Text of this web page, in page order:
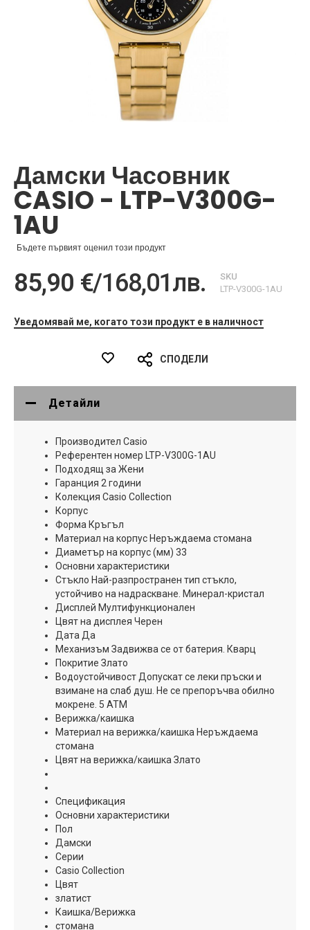
на
галерия
със
снимки
Дамски Часовник
CASIO - LTP-V300G-
1AU
Бъдете първият оценил този продукт
85,90 €/168,01лв.
SKU
LTP-V300G-1AU
Уведомявай ме, когато този продукт е в наличност
СПОДЕЛИ
Детайли
Производител Casio
Референтен номер LTP-V300G-1AU
Подходящ за Жени
Гаранция 2 години
Колекция Casio Collection
Корпус
Форма Кръгъл
Материал на корпус Неръждаема стомана
Диаметър на корпус (мм) 33
Основни характеристики
Стъкло Най-разпространен тип стъкло,
устойчиво на надраскване. Минерал-кристал
Дисплей Мултифункционален
Цвят на дисплея Черен
Дата Да
Механизъм Задвижва се от батерия. Кварц
Покритие Злато
Водоустойчивост Допускат се леки пръски и
взимане на слаб душ. Не се препоръчва обилно
мокрене. 5 ATM
Верижка/каишка
Материал на верижка/каишка Неръждаема
стомана
Цвят на верижка/каишка Злато
Спецификация
Основни характеристики
Пол
Дамски
Серии
Casio Collection
Цвят
златист
Каишка/Верижка
стомана